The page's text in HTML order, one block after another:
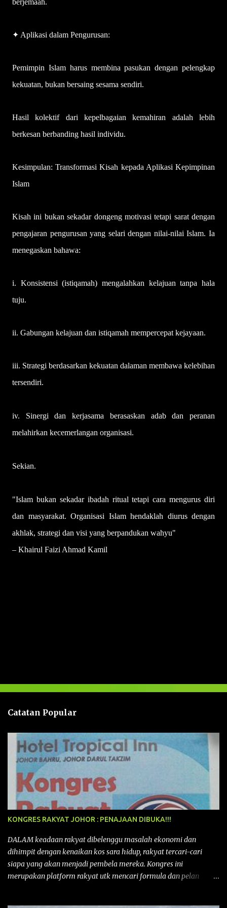
berjemaah.
✦ Aplikasi dalam Pengurusan:
Pemimpin Islam harus membina pasukan dengan pelengkap
kekuatan, bukan bersaing sesama sendiri.
Hasil kolektif dari kepelbagaian kemahiran adalah lebih
berkesan berbanding hasil individu.
Kesimpulan: Transformasi Kisah kepada Aplikasi Kepimpinan
Islam
Kisah ini bukan sekadar dongeng motivasi tetapi sarat dengan
pengajaran pengurusan yang selari dengan nilai-nilai Islam. Ia
menegaskan bahawa:
i. Konsistensi (istiqamah) mengalahkan kelajuan tanpa hala
tuju.
ii. Gabungan kelajuan dan istiqamah mempercepat kejayaan.
iii. Strategi berdasarkan kekuatan dalaman membawa kelebihan
tersendiri.
iv. Sinergi dan kerjasama berasaskan adab dan peranan
melahirkan kecemerlangan organisasi.
Sekian.
"Islam bukan sekadar ibadah ritual tetapi cara mengurus diri
dan masyarakat. Organisasi Islam hendaklah diurus dengan
akhlak, strategi dan visi yang berpandukan wahyu"
– Khairul Faizi Ahmad Kamil
a
n
Catatan Popular
KONGRES RAKYAT JOHOR : PENAJAAN DIBUKA!!!
DALAM keadaan rakyat dibelenggu masalah ekonomi dan
dihimpit dengan kenaikan kos sara hidup, rakyat tercari-cari
siapa yang akan menjadi pembela mereka. Kongres ini
merupakan platform rakyat utk mencari formula dan pelan